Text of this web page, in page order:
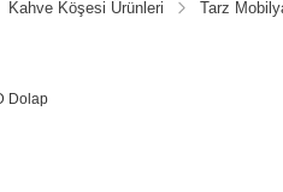
Kahve Köşesi Ürünleri Tarz